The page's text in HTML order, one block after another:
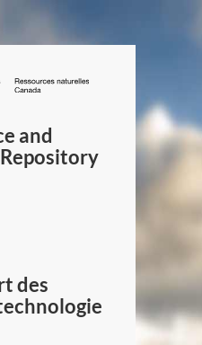
/
Canada
and
des